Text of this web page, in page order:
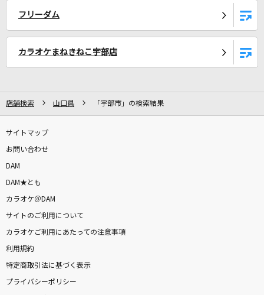
セーラー服と機関銃
薬師丸ひろ子
＝LOVE
UVERworld
紅蓮の弓矢
Linked Horizon
[生音]長い夜
松山千春
フリーダム
カラオケまねきねこ宇部店
店舗検索 山口県 「宇部市」の検索結果
サイトマップ
お問い合わせ
DAM
DAM★とも
カラオケ＠DAM
サイトのご利用について
カラオケご利用にあたっての注意事項
利用規約
特定商取引法に基づく表示
プライバシーポリシー